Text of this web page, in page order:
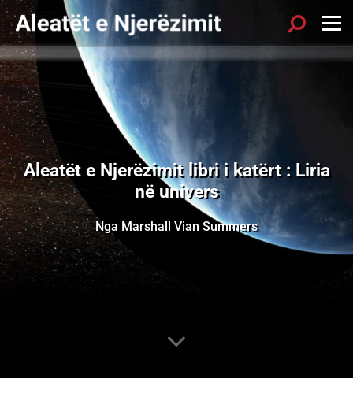
Aleatët e Njerëzimit libri i katërt : Liria
në univers
Nga Marshall Vian Summers